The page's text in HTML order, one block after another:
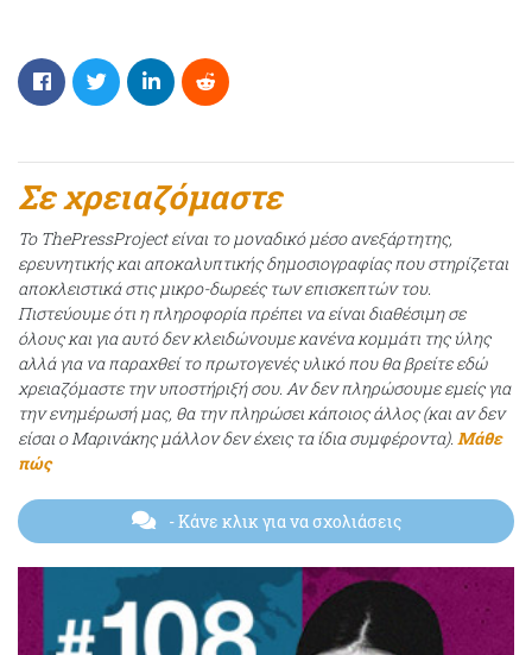
Σε χρειαζόμαστε
Το ThePressProject είναι το μοναδικό μέσο ανεξάρτητης,
ερευνητικής και αποκαλυπτικής δημοσιογραφίας που στηρίζεται
αποκλειστικά στις μικρο-δωρεές των επισκεπτών του.
Πιστεύουμε ότι η πληροφορία πρέπει να είναι διαθέσιμη σε
όλους και για αυτό δεν κλειδώνουμε κανένα κομμάτι της ύλης
αλλά για να παραχθεί το πρωτογενές υλικό που θα βρείτε εδώ
χρειαζόμαστε την υποστήριξή σου. Αν δεν πληρώσουμε εμείς για
την ενημέρωσή μας, θα την πληρώσει κάποιος άλλος (και αν δεν
είσαι ο Μαρινάκης μάλλον δεν έχεις τα ίδια συμφέροντα). Μάθε
πώς
- Κάνε κλικ για να σχολιάσεις